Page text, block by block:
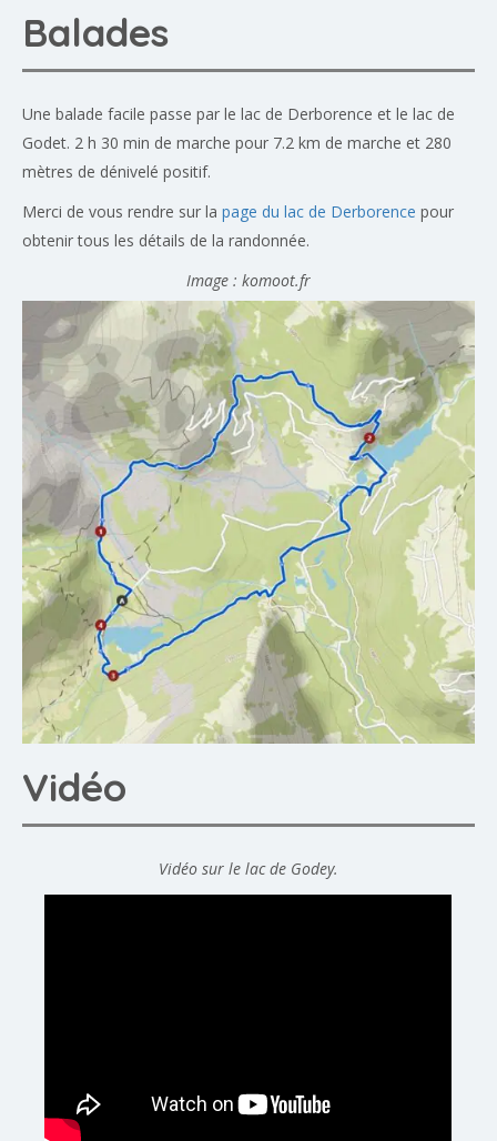
Balades
Une balade facile passe par le lac de Derborence et le lac de
Godet. 2 h 30 min de marche pour 7.2 km de marche et 280
mètres de dénivelé positif.
Merci de vous rendre sur la page du lac de Derborence pour
obtenir tous les détails de la randonnée.
Image : komoot.fr
Vidéo
Vidéo sur le lac de Godey.